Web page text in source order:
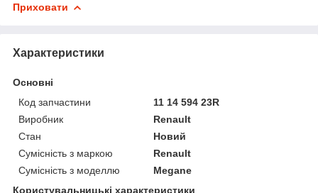
Приховати
Характеристики
Основні
Код запчастини
11 14 594 23R
Виробник
Renault
Стан
Новий
Сумісність з маркою
Renault
Сумісність з моделлю
Megane
Користувальницькі характеристики